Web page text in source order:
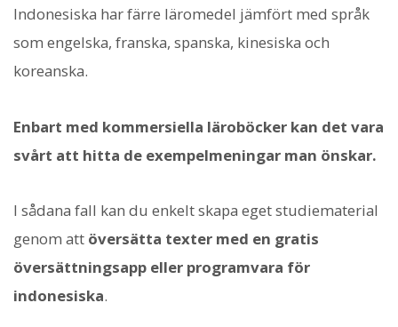
Indonesiska har färre läromedel jämfört med språk
som engelska, franska, spanska, kinesiska och
koreanska.
Enbart med kommersiella läroböcker kan det vara
svårt att hitta de exempelmeningar man önskar.
I sådana fall kan du enkelt skapa eget studiematerial
genom att översätta texter med en gratis
översättningsapp eller programvara för
indonesiska.